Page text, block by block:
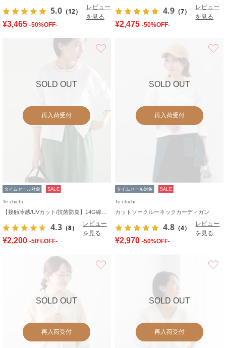
5.0 （12）
レビュー
を見る
¥3,465 -50%OFF-
4.9 （7）
レビュー
を見る
¥2,475 -50%OFF-
SOLD OUT
再入荷受付
タイムセール対象 SALE
Te chichi
4.3 （8）
レビュー
を見る
¥2,200 -50%OFF-
SOLD OUT
再入荷受付
タイムセール対象 SALE
Te chichi
カットソークルーネックカーディガン
4.8 （4）
レビュー
を見る
¥2,970 -50%OFF-
SOLD OUT
再入荷受付
SOLD OUT
再入荷受付